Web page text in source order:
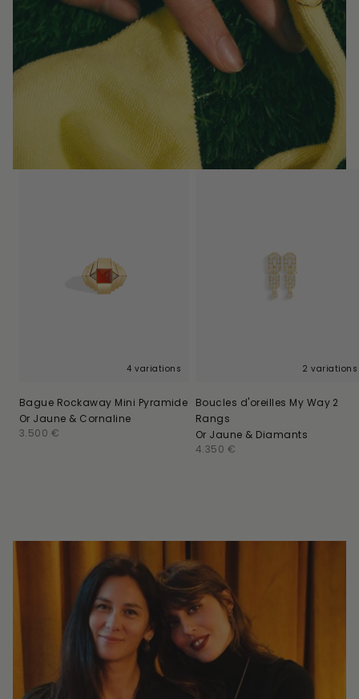
4 variations
Bague Rockaway Mini Pyramide
Or Jaune & Cornaline
Prix
3.500 €
2 variations
Boucles d'oreilles My Way 2
Rangs
Or Jaune & Diamants
Prix
4.350 €